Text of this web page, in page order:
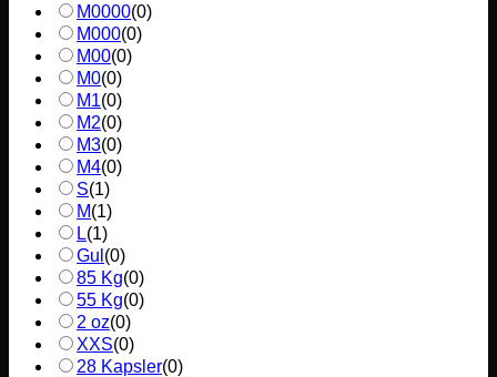
M0000(0)
M000(0)
M00(0)
M0(0)
M1(0)
M2(0)
M3(0)
M4(0)
S(1)
M(1)
L(1)
Gul (0)
85 Kg(0)
55 Kg(0)
2 oz(0)
XXS(0)
28 Kapsler(0)